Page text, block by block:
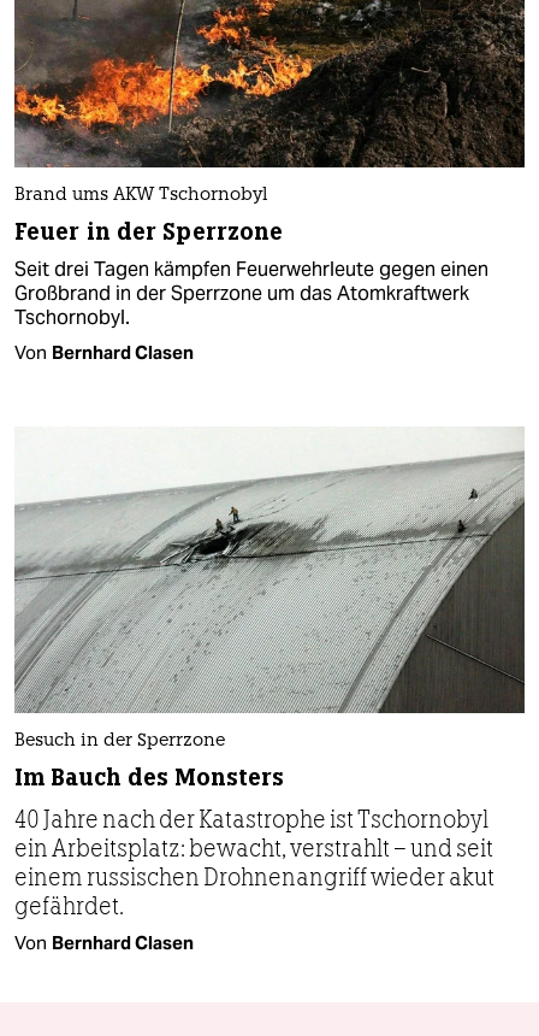
Brand ums AKW Tschornobyl
Feuer in der Sperrzone
Seit drei Tagen kämpfen Feuerwehrleute gegen einen
Großbrand in der Sperrzone um das Atomkraftwerk
Tschornobyl.
Von Bernhard Clasen
Besuch in der Sperrzone
Im Bauch des Monsters
40 Jahre nach der Katastrophe ist Tschornobyl
ein Arbeitsplatz: bewacht, verstrahlt – und seit
einem russischen Drohnenangriff wieder akut
gefährdet.
Von Bernhard Clasen